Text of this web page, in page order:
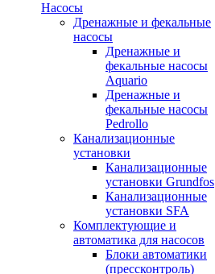
Насосы
Дренажные и фекальные
насосы
Дренажные и
фекальные насосы
Aquario
Дренажные и
фекальные насосы
Pedrollo
Канализационные
установки
Канализационные
установки Grundfos
Канализационные
установки SFA
Комплектующие и
автоматика для насосов
Блоки автоматики
(прессконтроль)